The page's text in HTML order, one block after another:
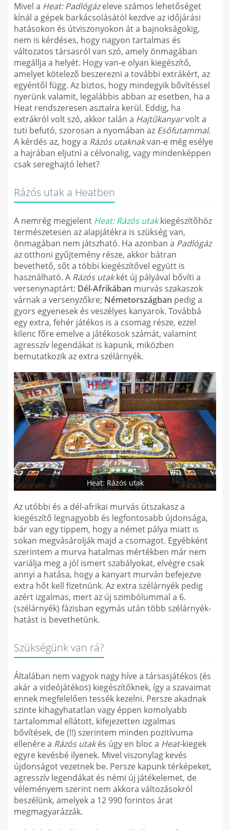
Mivel a Heat: Padlógázeleve számos lehetőséget
kínál a gépek barkácsolásától kezdve az időjárási
hatásokon és útviszonyokon át a bajnokságokig,
nem is kérdéses, hogy nagyon tartalmas és
változatos társasról van szó, amely önmagában
megállja a helyét. Hogy van-e olyan kiegészítő,
amelyet kötelező beszerezni a további extrákért, az
egyéntől függ. Az biztos, hogy mindegyik bővítéssel
nyerünk valamit, legalábbis abban az esetben, ha a
Heat rendszeresen asztalra kerül. Eddig, ha
extrákról volt szó, akkor talán a Hajtűkanyarvolt a
tuti befutó, szorosan a nyomában az Esőfutammal.
A kérdés az, hogy a Rázós utaknakvan-e még esélye
a hajrában eljutni a célvonalig, vagy mindenképpen
csak sereghajtó lehet?
Rázós utak a Heatben
A nemrég megjelent Heat: Rázós utakkiegészítőhöz
természetesen az alapjátékra is szükség van,
önmagában nem játszható. Ha azonban a Padlógáz
az otthoni gyűjtemény része, akkor bátran
bevethető, sőt a többi kiegészítővel együtt is
használható. A Rázós utakkét új pályával bővíti a
versenynaptárt: Dél-Afrikában murvás szakaszok
várnak a versenyzőkre; Németországban pedig a
gyors egyenesek és veszélyes kanyarok. Továbbá
egy extra, fehér játékos is a csomag része, ezzel
kilenc főre emelve a játékosok számát, valamint
agresszív legendákat is kapunk, miközben
bemutatkozik az extra szélárnyék.
Heat: Rázós utak
Az utóbbi és a dél-afrikai murvás útszakasz a
kiegészítő legnagyobb és legfontosabb újdonsága,
bár van egy tippem, hogy a német pálya miatt is
sokan megvásárolják majd a csomagot. Egyébként
szerintem a murva hatalmas mértékben már nem
variálja meg a jól ismert szabályokat, elvégre csak
annyi a hatása, hogy a kanyart murván befejezve
extra hőt kell fizetnünk. Az extra szélárnyék pedig
azért izgalmas, mert az új szimbólummal a 6.
(szélárnyék) fázisban egymás után több szélárnyék-
hatást is bevethetünk.
Szükségünk van rá?
Általában nem vagyok nagy híve a társasjátékos (és
akár a videójátékos) kiegészítőknek, így a szavaimat
ennek megfelelően tessék kezelni. Persze akadnak
szinte kihagyhatatlan vagy éppen komolyabb
tartalommal ellátott, kifejezetten izgalmas
bővítések, de (!!) szerintem minden pozitívuma
ellenére a Rázós utakés úgy en bloc a Heat-kiegek
egyre kevésbé ilyenek. Mivel viszonylag kevés
újdonságot vezetnek be. Persze kapunk térképeket,
agresszív legendákat és némi új játékelemet, de
véleményem szerint nem akkora változásokról
beszélünk, amelyek a 12 990 forintos árat
megmagyarázzák.